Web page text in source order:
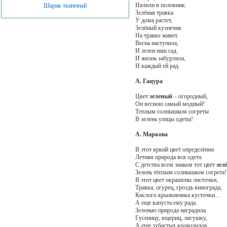
Шарик тканевый
Налили в половник.
Зелёная травка
У дома растет,
Зелёный кузнечик
На травке живет.
Весна наступила,
И зелен наш сад.
И жизнь забурлила,
И каждый ей рад.
А. Гацура
Цветзеленый – огородный,
Он весною самый модный!
Теплым солнышком согреты
В зелень улицы одеты!
А. Маркова
В этот яркий цвет определённо
Летняя природа вся одета.
С детства всем знаком тот цвет
Зелень тёплым солнышком согрета!
В этот цвет окрашены листочки,
Травка, огурец, гроздь винограда,
Кислого крыжовника кусточки...
А еще капуста ему рада.
Зеленью природа наградила
Гусеницу, ящериц, лягушку,